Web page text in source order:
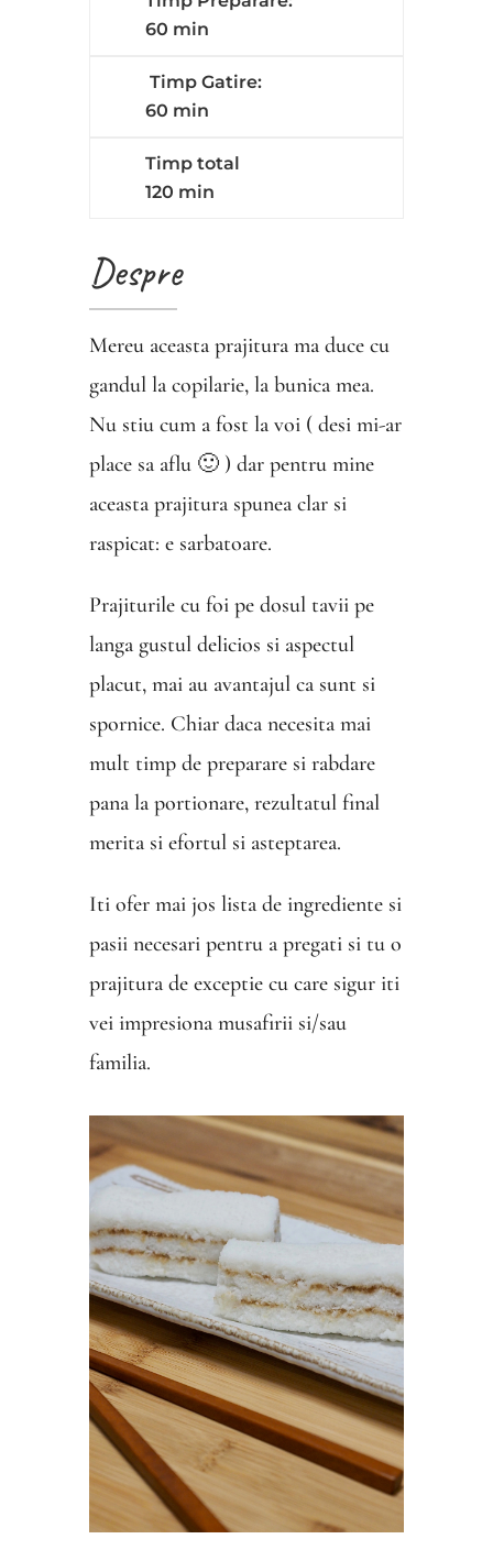
60 min
Timp Gatire:
60 min
Timp total
120 min
Despre
Mereu aceasta prajitura ma duce cu
gandul la copilarie, la bunica mea.
Nu stiu cum a fost la voi ( desi mi-ar
place sa aflu 🙂 ) dar pentru mine
aceasta prajitura spunea clar si
raspicat: e sarbatoare.
Prajiturile cu foi pe dosul tavii pe
langa gustul delicios si aspectul
placut, mai au avantajul ca sunt si
spornice. Chiar daca necesita mai
mult timp de preparare si rabdare
pana la portionare, rezultatul final
merita si efortul si asteptarea.
Iti ofer mai jos lista de ingrediente si
pasii necesari pentru a pregati si tu o
prajitura de exceptie cu care sigur iti
vei impresiona musafirii si/sau
familia.